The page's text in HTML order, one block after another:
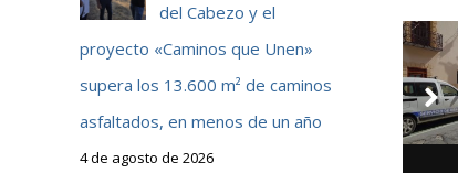
del Cabezo y el
proyecto «Caminos que Unen»
supera los 13.600 m² de caminos
asfaltados, en menos de un año
4 de agosto de 2026